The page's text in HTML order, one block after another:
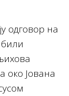
одговор на
били
око Јована